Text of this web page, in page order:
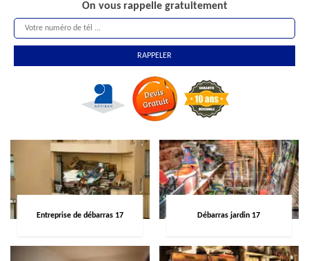
On vous rappelle gratuitement
Entreprise de débarras 17 Débarras jardin 17